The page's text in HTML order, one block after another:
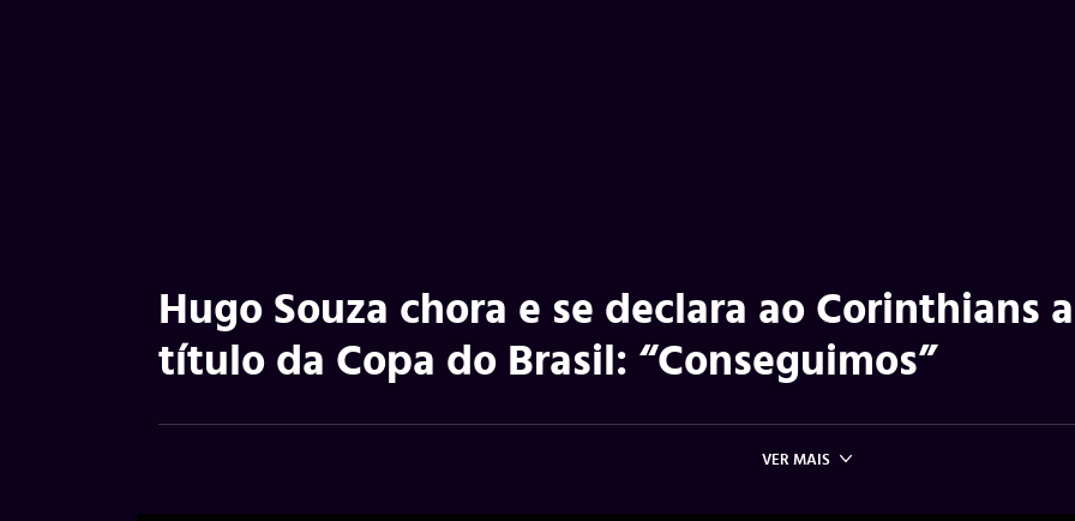
Hugo Souza chora e se declara ao Corinthians
título da Copa do Brasil: “Conseguimos”
VER MAIS